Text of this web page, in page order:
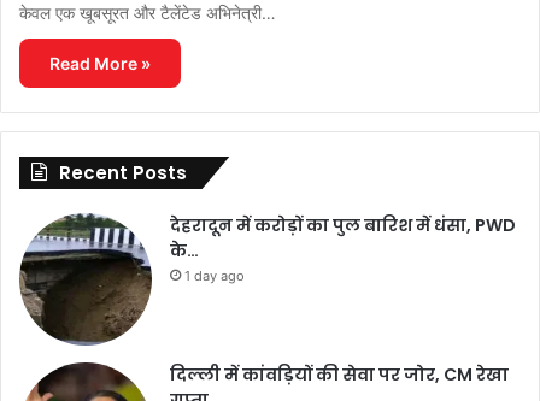
केवल एक खूबसूरत और टैलेंटेड अभिनेत्री…
Read More »
Recent Posts
देहरादून में करोड़ों का पुल बारिश में धंसा, PWD
के…
1 day ago
दिल्ली में कांवड़ियों की सेवा पर जोर, CM रेखा